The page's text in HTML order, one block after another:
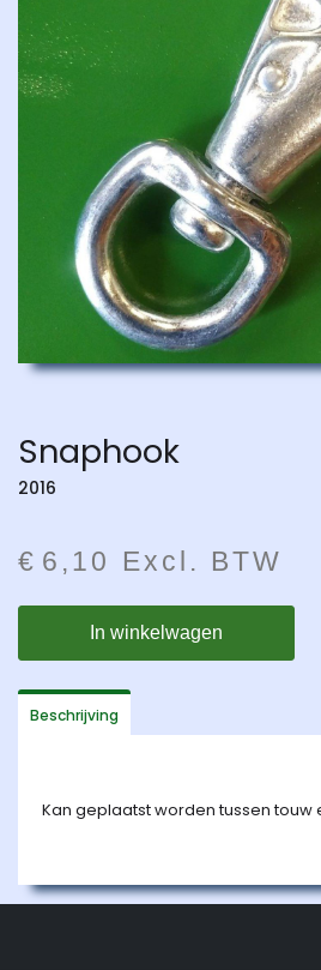
Snaphook
2016
€ 6 ,10 Excl. BTW
Beschrijving
Kan geplaatst worden tussen touw